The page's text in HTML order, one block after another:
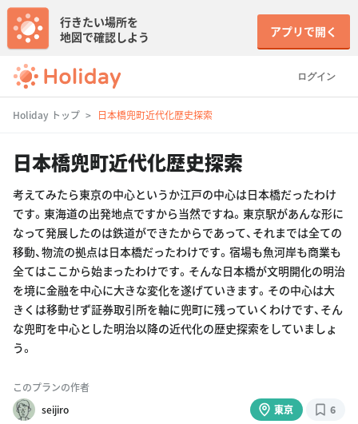
ログイン
行きたい場所を
地図で確認しよう
アプリで開く
Holiday トップ 日本橋兜町近代化歴史探索
日本橋兜町近代化歴史探索
考えてみたら東京の中心というか江戸の中心は日本橋だったわけ
です。東海道の出発地点ですから当然ですね。東京駅があんな形に
なって発展したのは鉄道ができたからであって、それまでは全ての
移動、物流の拠点は日本橋だったわけです。宿場も魚河岸も商業も
全てはここから始まったわけです。そんな日本橋が文明開化の明治
を境に金融を中心に大きな変化を遂げていきます。その中心は大
きくは移動せず証券取引所を軸に兜町に残っていくわけです、そん
な兜町を中心とした明治以降の近代化の歴史探索をしていましょ
う。
このプランの作者
seijiro
東京 6